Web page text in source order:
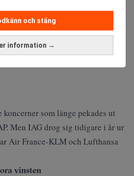
information →
och stäng
koncerner som länge pekades ut
Men IAG drog sig tidigare i år ur
Air France-KLM och Lufthansa
vinsten